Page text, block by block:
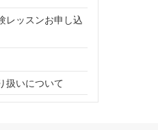
レッスンお申し込
扱いについて